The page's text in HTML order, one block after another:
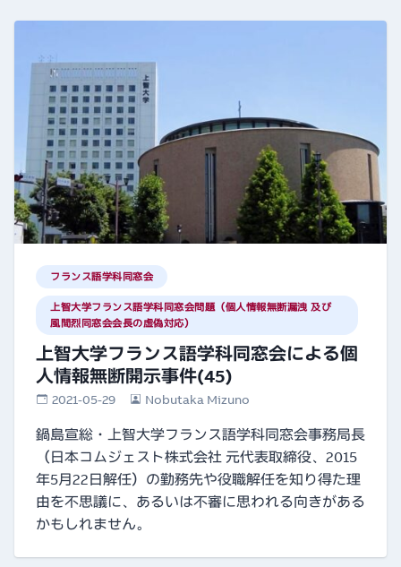
フランス語学科同窓会
上智大学フランス語学科同窓会問題（個人情報無断漏洩 及び
風間烈同窓会会長の虚偽対応）
上智大学フランス語学科同窓会による個
人情報無断開示事件(45)
2021-05-29 Nobutaka Mizuno
鍋島宣総・上智大学フランス語学科同窓会事務局長
（日本コムジェスト株式会社 元代表取締役、2015
年5月22日解任）の勤務先や役職解任を知り得た理
由を不思議に、あるいは不審に思われる向きがある
かもしれません。